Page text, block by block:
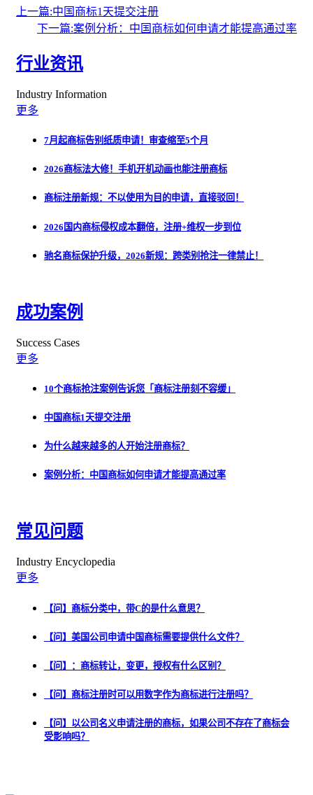
上一篇:中国商标1天提交注册
下一篇:案例分析：中国商标如何申请才能提高通过率
行业资讯
Industry Information
更多
7月起商标告别纸质申请！审查缩至5个月
2026商标法大修！手机开机动画也能注册商标
商标注册新规：不以使用为目的申请，直接驳回！
2026国内商标侵权成本翻倍，注册+维权一步到位
驰名商标保护升级，2026新规：跨类别抢注一律禁止！
成功案例
Success Cases
更多
10个商标抢注案例告诉您「商标注册刻不容缓」
中国商标1天提交注册
为什么越来越多的人开始注册商标？
案例分析：中国商标如何申请才能提高通过率
常见问题
Industry Encyclopedia
更多
【问】商标分类中，带C的是什么意思？
【问】美国公司申请中国商标需要提供什么文件？
【问】：商标转让，变更，授权有什么区别？
【问】商标注册时可以用数字作为商标进行注册吗？
【问】以公司名义申请注册的商标，如果公司不存在了商标会
受影响吗？